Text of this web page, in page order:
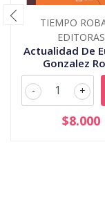
TIEMPO
EDITORAS
Actualidad De
Gonzalez
+
-
$8.000